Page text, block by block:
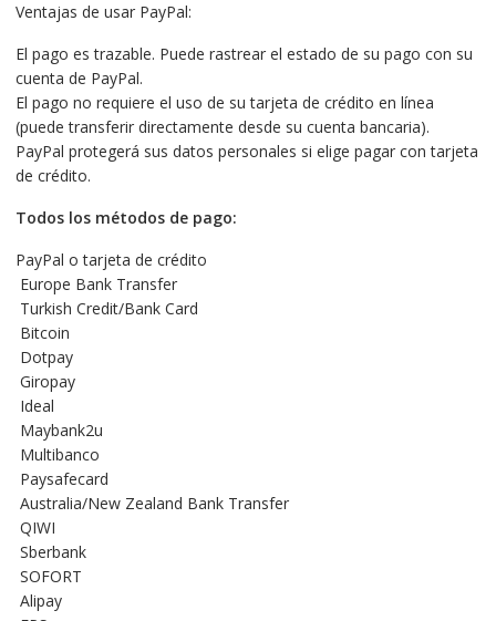
Ventajas de usar PayPal:
El pago es trazable. Puede rastrear el estado de su pago con su
cuenta de PayPal.
El pago no requiere el uso de su tarjeta de crédito en línea
(puede transferir directamente desde su cuenta bancaria).
PayPal protegerá sus datos personales si elige pagar con tarjeta
de crédito.
Todos los métodos de pago:
PayPal o tarjeta de crédito
Europe Bank Transfer
Turkish Credit/Bank Card
Bitcoin
Dotpay
Giropay
Ideal
Maybank2u
Multibanco
Paysafecard
Australia/New Zealand Bank Transfer
QIWI
Sberbank
SOFORT
Alipay